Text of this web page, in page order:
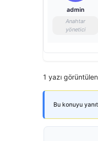
admin
Anahtar
yönetici
1 yazı
Bu konuyu